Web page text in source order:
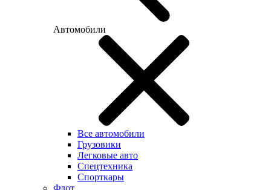
Автомобили
Все автомобили
Грузовики
Легковые авто
Спецтехника
Спорткары
Флот